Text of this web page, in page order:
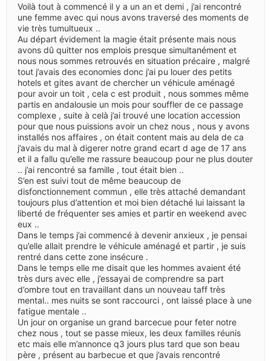
Voilà tout à commencé il y a un an et demi , j’ai rencontré
une femme avec qui nous avons traversé des moments de
vie très tumultueux ..
Au départ évidement la magie était présente mais nous
avons dû quitter nos emplois presque simultanément et
nous nous sommes retrouvés en situation précaire , malgré
tout j’avais des economies donc j’ai pu louer des petits
hotels et gites avant de chercher un véhicule aménagé
pour avoir un toit , cela c est produit , nous sommes même
partis en andalousie un mois pour souffler de ce passage
complexe , suite à celà j’ai trouvé une location accession
pour que nous puissions avoir un chez nous , nous y avons
installés nos affaires , on était content mais au dela de ca
j’avais du mal à digerer notre grand ecart d age de 17 ans
et il a fallu qu’elle me rassure beaucoup pour ne plus douter
.. j’ai rencontré sa famille , tout était bien ..
S’en est suivi tout de même beaucoup de
disfonctionnement commun , elle très attaché demandant
toujours plus d’attention et moi bien détaché lui laissant la
liberté de fréquenter ses amies et partir en weekend avec
eux ..
Dans le temps j’ai commencé à devenir anxieux , je pensai
qu’elle allait prendre le véhicule aménagé et partir , je suis
rentré dans cette zone insécure .
Dans le temps elle me disait que les hommes avaient été
très durs avec elle , j’essayai de comprendre sa part
d’ombre tout en travaillant dans un nouveau taff très
mental.. mes nuits se sont raccourci , ont laissé place à une
fatigue mentale ..
Un jour on organise un grand barcecue pour feter notre
chez nous , tout se passe mieux, les deux familles réunis
etc mais elle m’annonce q3 jours plus tard que son beau
père , présent au barbecue et que j’avais rencontré